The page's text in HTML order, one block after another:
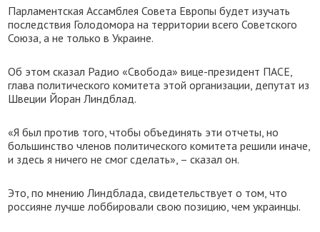
Парламентская Ассамблея Совета Европы будет изучать
последствия Голодомора на территории всего Советского
Союза, а не только в Украине.
Об этом сказал Радио «Свобода» вице-президент ПАСЕ,
глава политического комитета этой организации, депутат из
Швеции Йоран Линдблад.
«Я был против того, чтобы объединять эти отчеты, но
большинство членов политического комитета решили иначе,
и здесь я ничего не смог сделать», – сказал он.
Это, по мнению Линдблада, свидетельствует о том, что
россияне лучше лоббировали свою позицию, чем украинцы.